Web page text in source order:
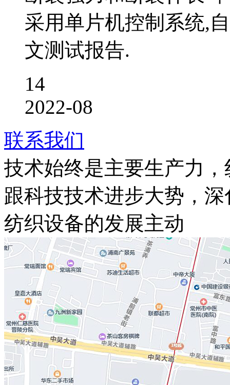
采用单片机控制系统,
文测试报告.
14
2022-08
联系我们
技术始终是主要生产力
跟科技技术进步大势，
纺织设备的发展主动